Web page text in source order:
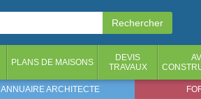
PLANS DE MAISONS
DEVIS
TRAVAUX
ANNUAIRE ARCHITECTE